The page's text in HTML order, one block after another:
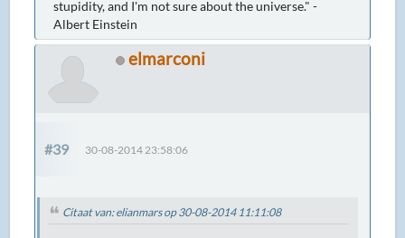
stupidity, and I'm not sure about the universe." -
Albert Einstein
elmarconi
#39 30-08-2014 23:58:06
Citaat van: elianmars op 30-08-2014 11:11:08